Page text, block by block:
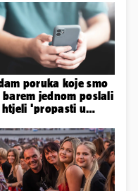
poruka koje smo
barem jednom poslali
htjeli 'propasti u